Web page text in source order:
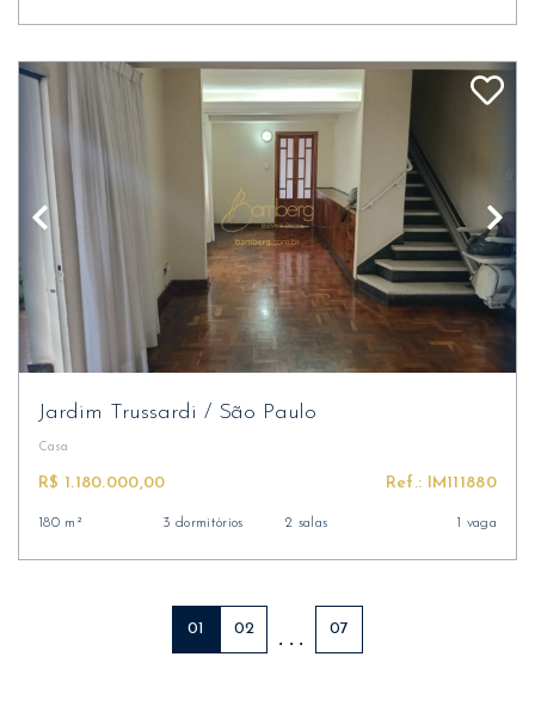
Jardim Trussardi / São Paulo
Casa
R$ 1.180.000,00 Ref.: IM111880
180 m² 3 dormitórios 2 salas 1 vaga
01 02 . . . 07